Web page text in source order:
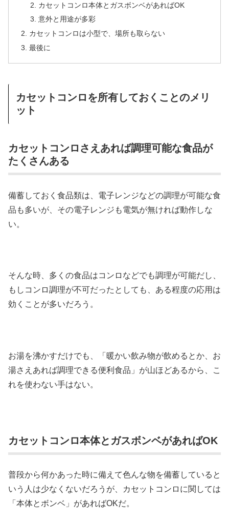
カセットコンロ本体とガスボンベがあればOK
意外と用途が多彩
カセットコンロは小型で、場所も取らない
最後に
カセットコンロを所有しておくことのメリ
ット
カセットコンロさえあれば調理可能な食品が
たくさんある
備蓄しておく食品類は、電子レンジなどの調理が可能な食
品も多いが、その電子レンジも電気が無ければ動作しな
い。
そんな時、多くの食品はコンロなどでも調理が可能だし、
もしコンロ調理が不可だったとしても、ある程度の応用は
効くことが多いだろう。
お湯を沸かすだけでも、「暖かい飲み物が飲めるとか、お
湯さえあれば調理できる便利食品」が山ほどあるから、こ
れを使わない手はない。
カセットコンロ本体とガスボンベがあればOK
普段から何かあった時に備えて色んな物を備蓄していると
いう人は少なくないだろうが、カセットコンロに関しては
「本体とボンベ」があればOKだ。